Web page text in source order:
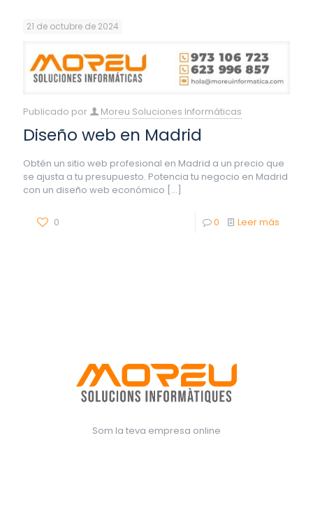
21 de octubre de 2024
Publicado por Moreu Soluciones Informáticas
Diseño web en Madrid
Obtén un sitio web profesional en Madrid a un precio que
se ajusta a tu presupuesto. Potencia tu negocio en Madrid
con un diseño web económico […]
0 0 Leer más
Som la teva empresa online